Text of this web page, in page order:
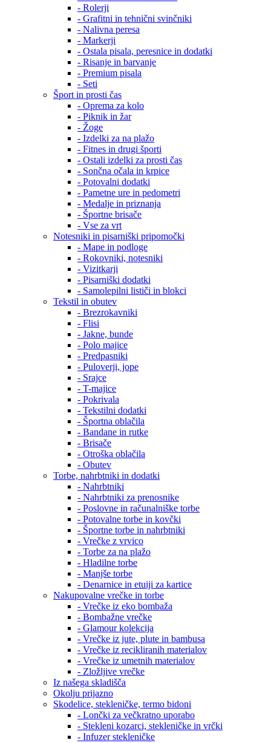
- Rolerji
- Grafitni in tehnični svinčniki
- Nalivna peresa
- Markerji
- Ostala pisala, peresnice in dodatki
- Risanje in barvanje
- Premium pisala
- Seti
Šport in prosti čas
- Oprema za kolo
- Piknik in žar
- Žoge
- Izdelki za na plažo
- Fitnes in drugi športi
- Ostali izdelki za prosti čas
- Sončna očala in krpice
- Potovalni dodatki
- Pametne ure in pedometri
- Medalje in priznanja
- Športne brisače
- Vse za vrt
Notesniki in pisarniški pripomočki
- Mape in podloge
- Rokovniki, notesniki
- Vizitkarji
- Pisarniški dodatki
- Samolepilni lističi in blokci
Tekstil in obutev
- Brezrokavniki
- Flisi
- Jakne, bunde
- Polo majice
- Predpasniki
- Puloverji, jope
- Srajce
- T-majice
- Pokrivala
- Tekstilni dodatki
- Športna oblačila
- Bandane in rutke
- Brisače
- Otroška oblačila
- Obutev
Torbe, nahrbtniki in dodatki
- Nahrbtniki
- Nahrbtniki za prenosnike
- Poslovne in računalniške torbe
- Potovalne torbe in kovčki
- Športne torbe in nahrbtniki
- Vrečke z vrvico
- Torbe za na plažo
- Hladilne torbe
- Manjše torbe
- Denarnice in etuiji za kartice
Nakupovalne vrečke in torbe
- Vrečke iz eko bombaža
- Bombažne vrečke
- Glamour kolekcija
- Vrečke iz jute, plute in bambusa
- Vrečke iz recikliranih materialov
- Vrečke iz umetnih materialov
- Zložljive vrečke
Iz našega skladišča
Okolju prijazno
Skodelice, stekleničke, termo bidoni
- Lončki za večkratno uporabo
- Stekleni kozarci, stekleničke in vrčki
- Infuzer stekleničke